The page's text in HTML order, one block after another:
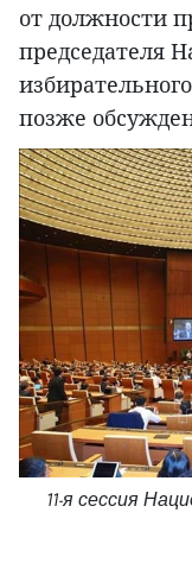
от должности
председателя
позже
11-я сессия